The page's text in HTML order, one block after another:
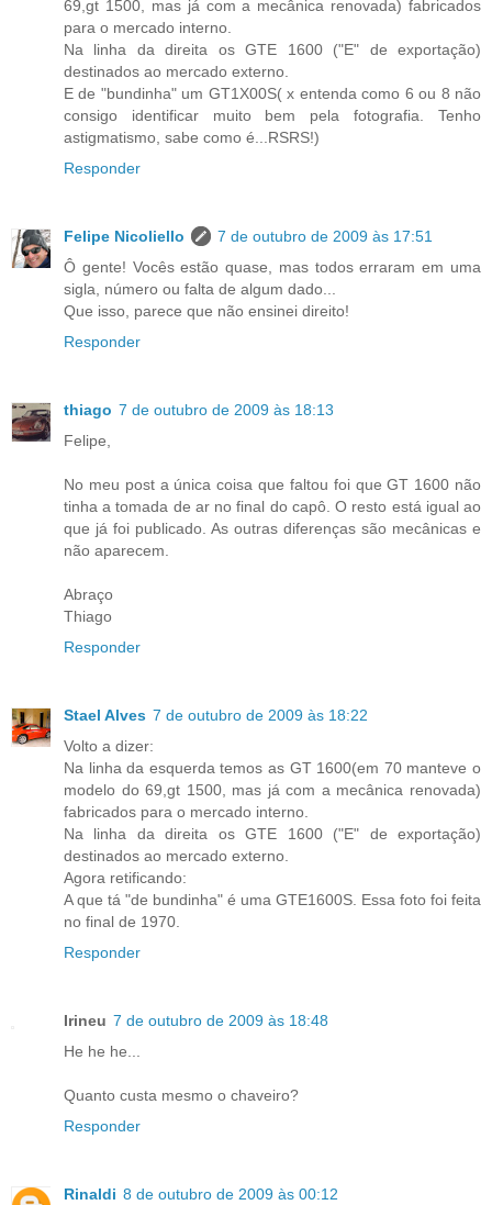
69,gt 1500, mas já com a mecânica renovada) fabricados
para o mercado interno.
Na linha da direita os GTE 1600 ("E" de exportação)
destinados ao mercado externo.
E de "bundinha" um GT1X00S( x entenda como 6 ou 8 não
consigo identificar muito bem pela fotografia. Tenho
astigmatismo, sabe como é...RSRS!)
Responder
Felipe Nicoliello
7 de outubro de 2009 às 17:51
Ô gente! Vocês estão quase, mas todos erraram em uma
sigla, número ou falta de algum dado...
Que isso, parece que não ensinei direito!
Responder
thiago 7 de outubro de 2009 às 18:13
Felipe,
No meu post a única coisa que faltou foi que GT 1600 não
tinha a tomada de ar no final do capô. O resto está igual ao
que já foi publicado. As outras diferenças são mecânicas e
não aparecem.
Abraço
Thiago
Responder
Stael Alves 7 de outubro de 2009 às 18:22
Volto a dizer:
Na linha da esquerda temos as GT 1600(em 70 manteve o
modelo do 69,gt 1500, mas já com a mecânica renovada)
fabricados para o mercado interno.
Na linha da direita os GTE 1600 ("E" de exportação)
destinados ao mercado externo.
Agora retificando:
A que tá "de bundinha" é uma GTE1600S. Essa foto foi feita
no final de 1970.
Responder
Irineu 7 de outubro de 2009 às 18:48
He he he...
Quanto custa mesmo o chaveiro?
Responder
Rinaldi 8 de outubro de 2009 às 00:12